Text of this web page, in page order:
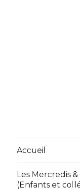
Accueil
Les Mercredis
(Enfants et